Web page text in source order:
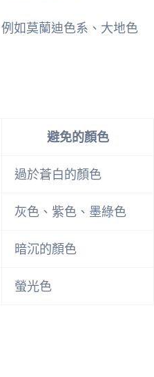
如莫蘭迪色系、大地色
避免的顏色
過於蒼白的顏色
灰色、紫色、墨綠色
暗沉的顏色
螢光色